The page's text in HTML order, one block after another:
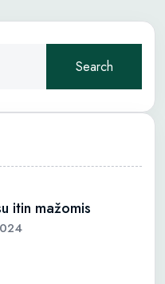
Search
itin mažomis